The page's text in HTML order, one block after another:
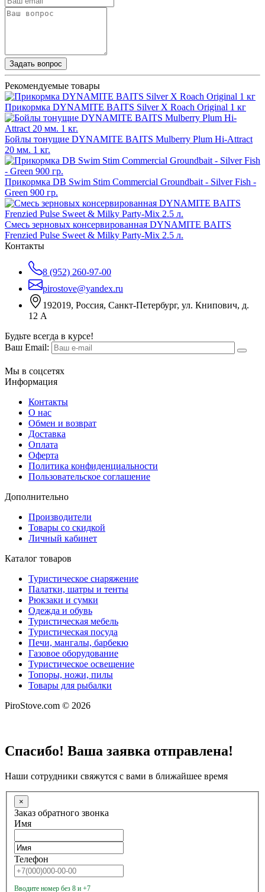
Задать вопрос
Рекомендуемые товары
Прикормка DYNAMITE BAITS Silver X Roach Original 1 кг
Бойлы тонущие DYNAMITE BAITS Mulberry Plum Hi-Attract
20 мм. 1 кг.
Прикормка DB Swim Stim Commercial Groundbait - Silver Fish -
Green 900 гр.
Смесь зерновых консервированная DYNAMITE BAITS
Frenzied Pulse Sweet & Milky Party-Mix 2.5 л.
Контакты
8 (952) 260-97-00
pirostove@yandex.ru
192019, Россия, Санкт-Петербург, ул. Книпович, д.
12 А
Будьте всегда в курсе!
Ваш Email:
Мы в соцсетях
Информация
Контакты
О нас
Обмен и возврат
Доставка
Оплата
Оферта
Политика конфиденциальности
Пользовательское соглашение
Дополнительно
Производители
Товары со скидкой
Личный кабинет
Каталог товаров
Туристическое снаряжение
Палатки, шатры и тенты
Рюкзаки и сумки
Одежда и обувь
Туристическая мебель
Туристическая посуда
Печи, мангалы, барбекю
Газовое оборудование
Туристическое освещение
Топоры, ножи, пилы
Товары для рыбалки
PiroStove.com © 2026
Спасибо! Ваша заявка отправлена!
Наши сотрудники свяжутся с вами в ближайшее время
×
Заказ обратного звонка
Имя
Телефон
Вводите номер без 8 и +7